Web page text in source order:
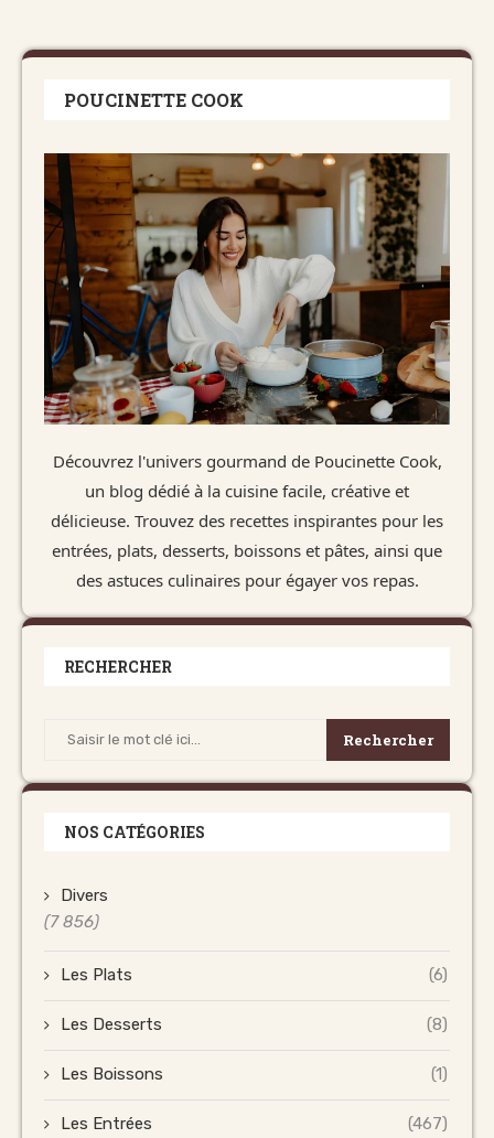
POUCINETTE COOK
Découvrez l'univers gourmand de Poucinette Cook,
un blog dédié à la cuisine facile, créative et
délicieuse. Trouvez des recettes inspirantes pour les
entrées, plats, desserts, boissons et pâtes, ainsi que
des astuces culinaires pour égayer vos repas.
RECHERCHER
Rechercher
NOS CATÉGORIES
Divers
(7 856)
Les Plats (6)
Les Desserts (8)
Les Boissons (1)
Les Entrées (467)